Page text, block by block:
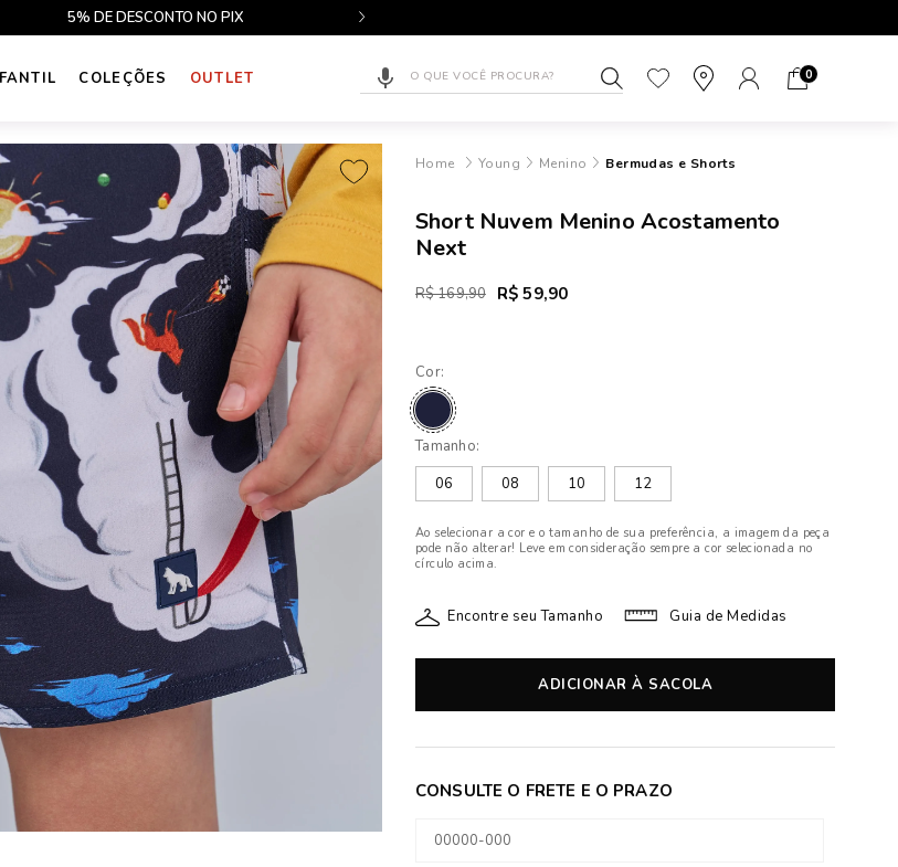
5% DE DESCONTO NO PIX
COLEÇÕES OUTLET 0
Young Menino Bermudas e Shorts
Short Nuvem Menino Acostamento
Next
R$ 169,90 R$ 59,90
Cor:
Tamanho:
06
08 10 12
Ao selecionar a cor e o tamanho de sua preferência, a imagem da peça
pode não alterar! Leve em consideração sempre a cor selecionada no
círculo acima.
Encontre seu Tamanho Guia de Medidas
ADICIONAR À SACOLA